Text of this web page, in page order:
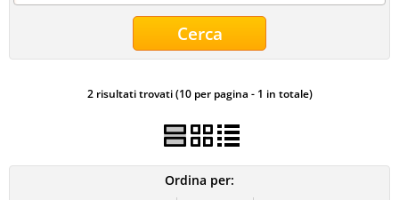
2 risultati trovati (10 per pagina - 1 in totale)
Ordina per: